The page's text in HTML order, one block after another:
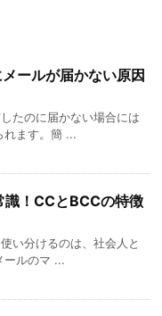
ールが届かない原因
たのに届かない場合には
れます。簡 ...
識！CCとBCCの特徴
い分けるのは、社会人と
ールのマ ...